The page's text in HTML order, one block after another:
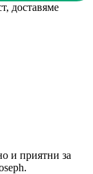
доставяме
и приятни за